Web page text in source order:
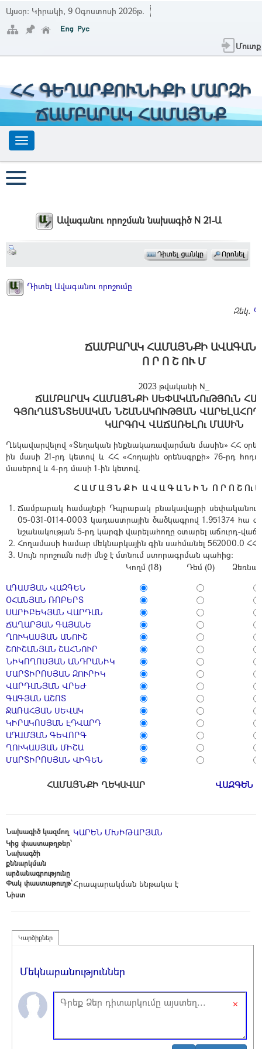
Այսօր: Կիրակի, 9 Օգոստոսի 2026թ.
Մուտք
ՀՀ ԳԵՂԱՐՔՈՒՆԻՔԻ ՄԱՐԶԻ
ՃԱՄԲԱՐԱԿ ՀԱՄԱՅՆՔ
Ավագանու որոշման նախագիծ N 21-Ա
Դիտել Ավագանու որոշումը
Զեկ.
ՃԱՄԲԱՐԱԿ ՀԱՄԱՅՆՔԻ
Ո Ր Ո Շ ՈՒ Մ
2023 թվականի N_
ՃԱՄԲԱՐԱԿ ՀԱՄԱՅՆՔԻ ՍԵՓԱԿԱՆՈւԹՅՈւՆ
ԳՅՈւՂԱՏՆՏԵՍԱԿԱՆ ՆՇԱՆԱԿՈՒԹՅԱՆ
ԿԱՐԳՈՎ ՎԱՃԱՌԵԼՈւ ՄԱՍԻՆ
Ղեկավարվելով «Տեղական ինքնակառավարման մասին» ՀՀ
ին մասի 21-րդ կետով և ՀՀ «Հողային օրենսգրքի» 76-րդ
մասերով և 4-րդ մասի 1-ին կետով.
Հ Ա Մ Ա Յ Ն Ք Ի Ա Վ Ա Գ Ա Ն Ի Ն Ո Ր Ո Շ Ու
Ճամբարակ համայնքի Դպրաբակ բնակավայրի
05-031-0114-0003 կադաստրային ծածկագրով 1.951374 հա
նշանակության 5-րդ կարգի վարելահողը օտարել աճուրդ-
Հողամասի համար մեկնարկային գին սահմանել 562000.0 ՀՀ
Սույն որոշումն ուժի մեջ է մտնում ստորագրման պահից։
Կողմ (18)
Դեմ (0)
ԱԴԱՄՅԱՆ ՎԱԶԳԵՆ
ՕՀԱՆՅԱՆ ՌՈԲԵՐՏ
ՍԱՐԻԲԵԿՅԱՆ ՎԱՐԴԱՆ
ՃԱՂԱՐՅԱՆ ԳԱՅԱՆԵ
ՂՈՒԿԱՍՅԱՆ ԱՆՈՒՇ
ՇՈՒՇԱՆՅԱՆ ՇԱՀՆՈՒՐ
ՆԻԿՈՂՈՍՅԱՆ ԱՆԴՐԱՆԻԿ
ՄԱՐՏԻՐՈՍՅԱՆ ԶՈՒՐԻԿ
ՎԱՐԴԱՆՅԱՆ ՎՐԵԺ
ԳԱԳՅԱՆ ԱՇՈՏ
ՋԱՌԱՀՅԱՆ ՍԵՎԱԿ
ԿԻՐԱԿՈՍՅԱՆ ԷԴՎԱՐԴ
ԱԴԱՄՅԱՆ ԳԵՎՈՐԳ
ՂՈՒԿԱՍՅԱՆ ՄԻՇԱ
ՄԱՐՏԻՐՈՍՅԱՆ ՎԻԳԵՆ
ՀԱՄԱՅՆՔԻ ՂԵԿԱՎԱՐ ՎԱԶԳԵՆ
Նախագիծ կազմող ԿԱՐԵՆ ՄԽԻԹԱՐՅԱՆ
Կից փաստաթղթեր՝
Նախագծի
քննարկման
արձանագրությունը
Փակ փաստաթուղթ՝Հրապարակման ենթակա է
Նիստ
Կարծիքներ
Մեկնաբանություններ
×